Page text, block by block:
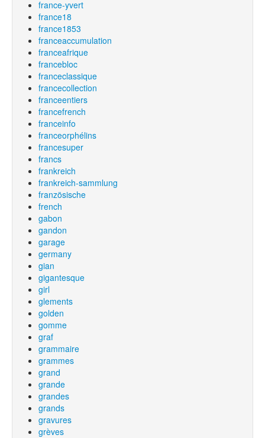
france-yvert
france18
france1853
franceaccumulation
franceafrique
francebloc
franceclassique
francecollection
franceentiers
francefrench
franceinfo
franceorphélins
francesuper
francs
frankreich
frankreich-sammlung
französische
french
gabon
gandon
garage
germany
gian
gigantesque
girl
glements
golden
gomme
graf
grammaire
grammes
grand
grande
grandes
grands
gravures
grèves